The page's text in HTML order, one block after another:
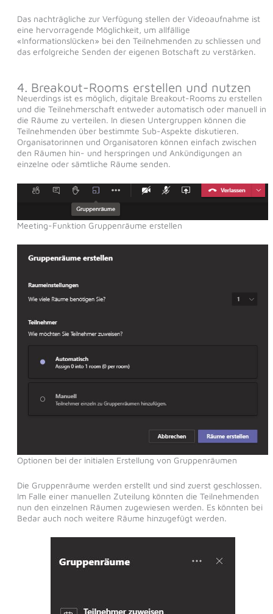
Das nachträgliche zur Verfügung stellen der Videoaufnahme ist
eine hervorragende Möglichkeit, um allfällige
«Informationslücken» bei den Teilnehmenden zu schliessen und
das erfolgreiche Senden der eigenen Botschaft zu verstärken.
4. Breakout-Rooms erstellen und nutzen
Neuerdings ist es möglich, digitale Breakout-Rooms zu erstellen
und die Teilnehmerschaft entweder automatisch oder manuell in
die Räume zu verteilen. In diesen Untergruppen können die
Teilnehmenden über bestimmte Sub-Aspekte diskutieren.
Organisatorinnen und Organisatoren können einfach zwischen
den Räumen hin- und herspringen und Ankündigungen an
einzelne oder sämtliche Räume senden.
Meeting-Funktion Gruppenräume erstellen
Optionen bei der initialen Erstellung von Gruppenräumen
Die Gruppenräume werden erstellt und sind zuerst geschlossen.
Im Falle einer manuellen Zuteilung könnten die Teilnehmenden
nun den einzelnen Räumen zugewiesen werden. Es könnten bei
Bedar auch noch weitere Räume hinzugefügt werden.